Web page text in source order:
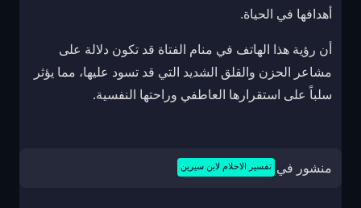
أهدافها في الحياة.
أن رؤية هذا الهاتف في منام الفتاة قد تكون دلالة على
مشاعر الحزن والقلق الشديد التي قد تسود عليها، مما يؤثر
سلباً على استقرارها العاطفي وراحتها النفسية.
منشور في تفسير الاحلام لابن سيرين